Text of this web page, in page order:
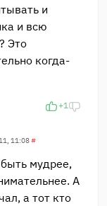
и
и всю
Это
когда-
+1
11:08#
мудрее,
А
а тот кто